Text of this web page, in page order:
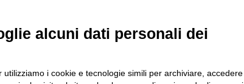
alcuni dati personali dei
i cookie e tecnologie simili per archiviare, accedere